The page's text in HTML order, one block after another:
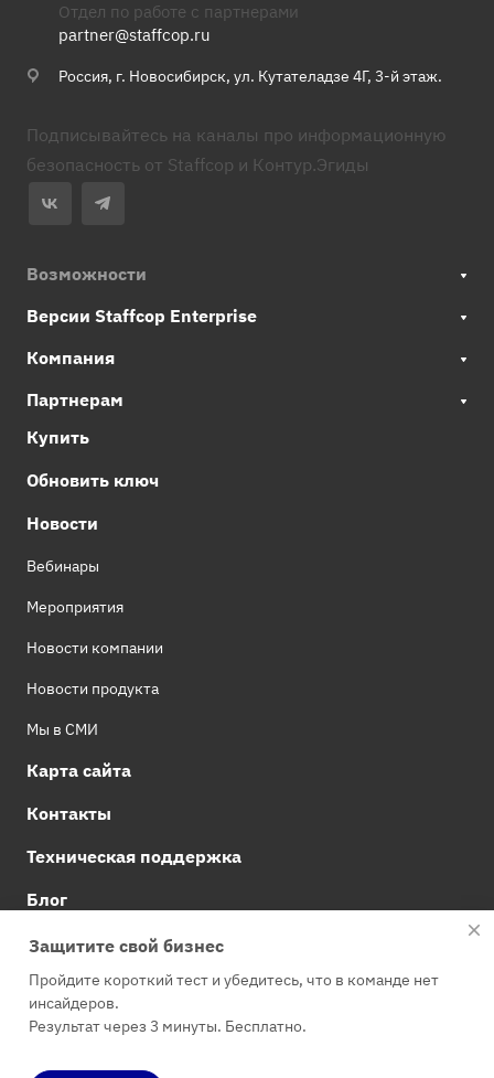
Отдел по работе с партнерами
partner@staffcop.ru
Россия, г. Новосибирск, ул. Кутателадзе 4Г, 3-й этаж.
Подписывайтесь на каналы про информационную
безопасность от Staffcop и Контур.Эгиды
Возможности
Версии Staffcop Enterprise
Компания
Партнерам
Купить
Обновить ключ
Новости
Вебинары
Мероприятия
Новости компании
Новости продукта
Мы в СМИ
Карта сайта
Контакты
Техническая поддержка
Блог
Документация Staffcop Enterprise
© 2026 ООО "АТОМ БЕЗОПАСНОСТЬ"
Защитите свой бизнес
Пройдите короткий тест и убедитесь, что в команде нет
инсайдеров.
Результат через 3 минуты. Бесплатно.